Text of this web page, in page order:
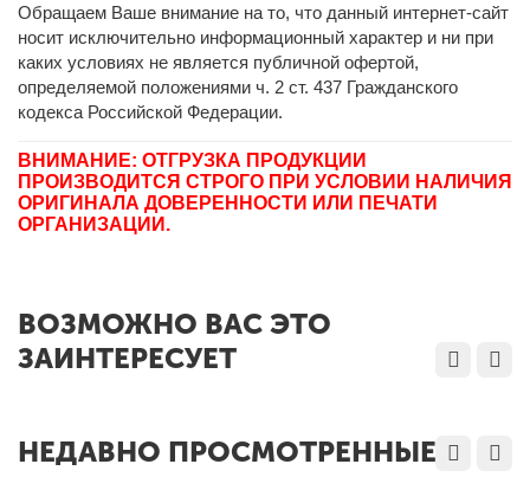
Обращаем Ваше внимание на то, что данный интернет-сайт
носит исключительно информационный характер и ни при
каких условиях не является публичной офертой,
определяемой положениями ч. 2 ст. 437 Гражданского
кодекса Российской Федерации.
ВНИМАНИЕ: ОТГРУЗКА ПРОДУКЦИИ
ПРОИЗВОДИТСЯ СТРОГО ПРИ УСЛОВИИ НАЛИЧИЯ
ОРИГИНАЛА ДОВЕРЕННОСТИ ИЛИ ПЕЧАТИ
ОРГАНИЗАЦИИ.
ВОЗМОЖНО ВАС ЭТО
ЗАИНТЕРЕСУЕТ
НЕДАВНО ПРОСМОТРЕННЫЕ